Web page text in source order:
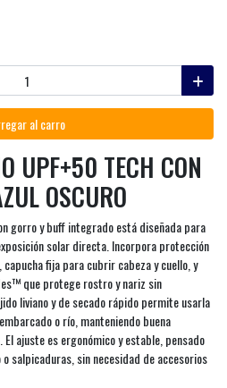
al carro
UPF+50 TECH CON
OSCURO
gorro y buff integrado está diseñada para
solar directa. Incorpora protección
fija para cubrir cabeza y cuello, y
que protege rostro y nariz sin
liviano y de secado rápido permite usarla
o río, manteniendo buena
ajuste es ergonómico y estable, pensado
salpicaduras, sin necesidad de accesorios